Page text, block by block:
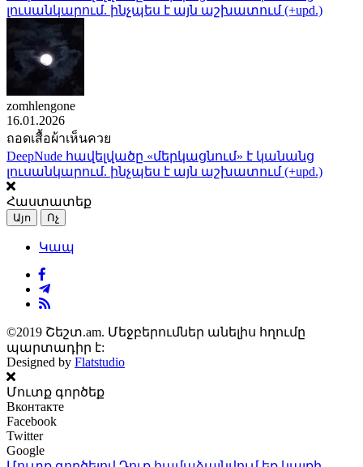
լուսանկարում. ինչպես է այն աշխատում (+upd.)
zomhlengone
16.01.2026
ถอดเสื้อผ้าเห็นควย
DeepNude հավելվածը «մերկացնում» է կանանց
լուսանկարում. ինչպես է այն աշխատում (+upd.)
Հաստատեք
Այո Ոչ
Կապ
©2019 Շեշտ.am. Մեջբերումներ անելիս հղումը
պարտադիր է:
Designed by Flatstudio
Մուտք գործեք
Вконтакте
Facebook
Twitter
Google